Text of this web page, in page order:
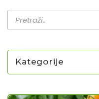
Kategorije